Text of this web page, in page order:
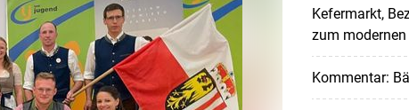
Kefermarkt,
zum
Kommentar: